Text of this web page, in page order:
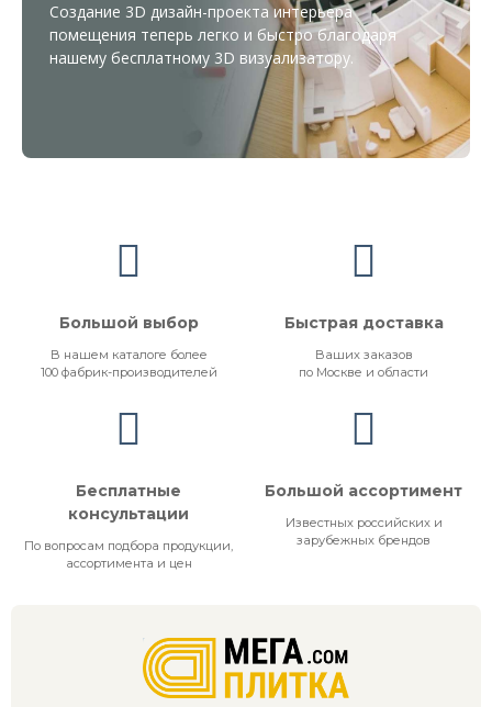
Создание 3D дизайн-проекта интерьера
помещения теперь легко и быстро благодаря
нашему бесплатному 3D визуализатору.
Большой выбор
В нашем каталоге более
100 фабрик-производителей
Быстрая доставка
Ваших заказов
по Москве и области
Бесплатные
консультации
По вопросам подбора продукции,
ассортимента и цен
Большой ассортимент
Известных российских и
зарубежных брендов